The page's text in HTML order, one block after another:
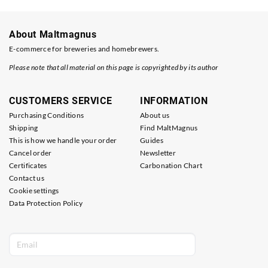
About Maltmagnus
E-commerce for breweries and homebrewers.
Please note that all material on this page is copyrighted by its author
CUSTOMERS SERVICE
Purchasing Conditions
Shipping
This is how we handle your order
Cancel order
Certificates
Contact us
Cookie settings
Data Protection Policy
INFORMATION
About us
Find MaltMagnus
Guides
Newsletter
Carbonation Chart